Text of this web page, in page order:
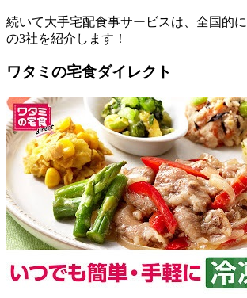
続いて大手宅配食事サービスは、全国的
の3社を紹介します！
ワタミの宅食ダイレクト